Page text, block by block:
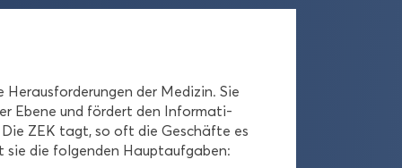
der Me­di­zin. Sie
Ebene und för­dert den In­for­ma­ti­
ZEK tagt, so oft die Ge­schäf­te es
sie die fol­gen­den Haupt­auf­ga­ben: